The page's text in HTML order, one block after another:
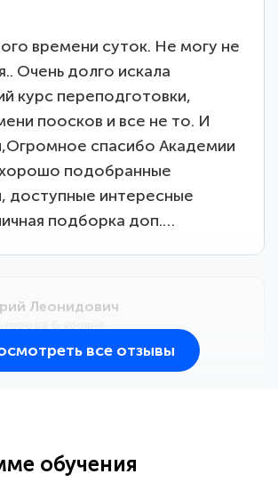
времени суток. Не могу не
Очень долго искала
курс переподготовки,
поосков и все не то. И
спасибо Академии
хорошо подобранные
доступные интересные
подборка доп.…
Леонидович
методических
все отзывы
обучения